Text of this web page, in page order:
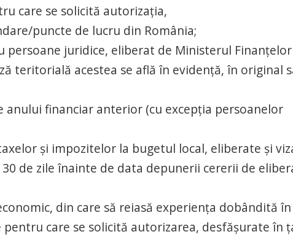
care se solicită autorizația,
puncte de lucru din România;
persoane juridice, eliberat de Ministerul Finanţelor
teritorială acestea se află în evidenţă, în original
financiar anterior (cu excepţia persoanelor
şi impozitelor la bugetul local, eliberate şi
de zile înainte de data depunerii cererii de
din care să reiasă experienţa dobândită în
care se solicită autorizarea, desfăşurate în